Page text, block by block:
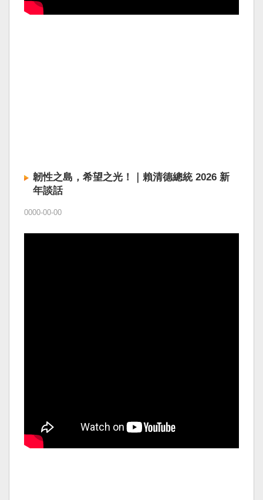
韌性之島，希望之光！｜賴清德總統 2026 新
年談話
0000-00-00